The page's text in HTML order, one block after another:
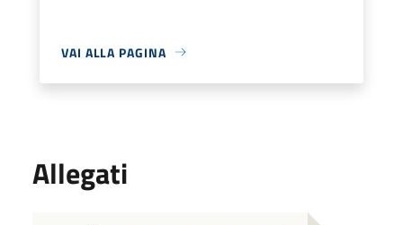
VAI ALLA PAGINA
Allegati